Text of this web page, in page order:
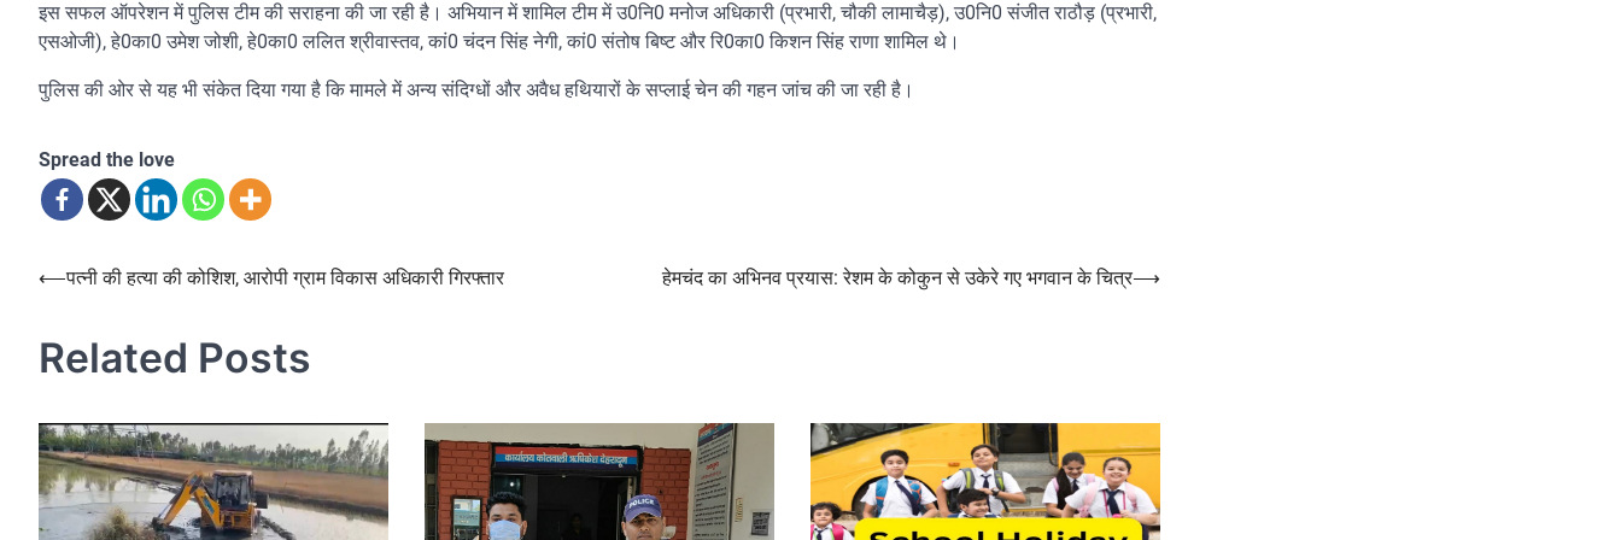
इस सफल ऑपरेशन में पुलिस टीम की सराहना की जा रही है। अभियान में शामिल टीम में उ0नि0 मनोज अधिकारी (प्रभारी, चौकी लामाचैड़), उ0नि0 संजीत राठौड़ (प्रभारी,
एसओजी), हे0का0 उमेश जोशी, हे0का0 ललित श्रीवास्तव, कां0 चंदन सिंह नेगी, कां0 संतोष बिष्ट और रि0का0 किशन सिंह राणा शामिल थे।
पुलिस की ओर से यह भी संकेत दिया गया है कि मामले में अन्य संदिग्धों और अवैध हथियारों के सप्लाई चेन की गहन जांच की जा रही है।
Spread the love
Post
⟵पत्नी की हत्या की कोशिश, आरोपी ग्राम विकास अधिकारी गिरफ्तार हेमचंद का अभिनव प्रयास: रेशम के कोकुन से उकेरे गए भगवान के चित्र⟶
Related Posts